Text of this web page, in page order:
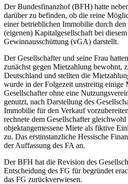
Der Bundesfinanzhof (BFH) hatte
darüber zu befinden, ob die reine
einer betrieblichen Immobilie durch den
(eigenen) Kapitalgesellschaft bei
Gewinnausschüttung (vGA) darstellt.
Der Gesellschafter und seine Frau
zunächst gegen Mietzahlung bewohnt,
Deutschland und stellten die
wurde in der Folgezeit unstreitig einige
Gesellschafter ohne eine
genutzt, nach Darstellung des
Immobilie für den Verkauf
rechnete dem Gesellschafter gleichwohl
objektangemessene Miete als fiktive
zu. Das erstinstanzliche Hessische
der Auffassung des FA an.
Der BFH hat die Revision des
Entscheidung des FG für begründet
das FG zurückverwiesen.